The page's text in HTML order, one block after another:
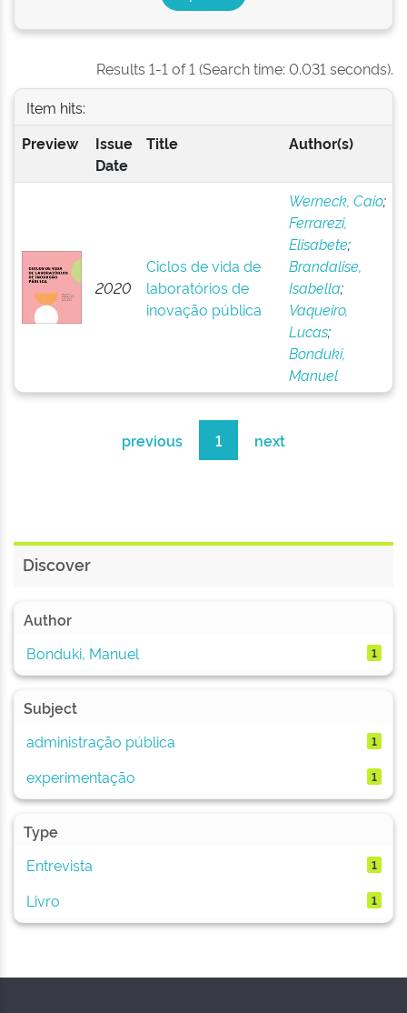
Results 1-1 of 1 (Search time: 0.031 seconds).
Item hits:
Preview
Issue
Date
Title Author(s)
2020
Ciclos de vida de
laboratórios de
inovação pública
Werneck, Caio;
Ferrarezi,
Elisabete;
Brandalise,
Isabella;
Vaqueiro,
Lucas;
Bonduki,
Manuel
previous 1 next
Discover
Author
Bonduki, Manuel
1
Subject
administração pública
1
experimentação 1
Type
Entrevista
1
Livro 1